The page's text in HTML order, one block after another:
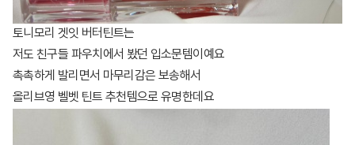
토니모리 겟잇 버터틴트는
저도 친구들 파우치에서 봤던 입소문템이예요
촉촉하게 발리면서 마무리감은 보송해서
올리브영 벨벳 틴트 추천템으로 유명한데요